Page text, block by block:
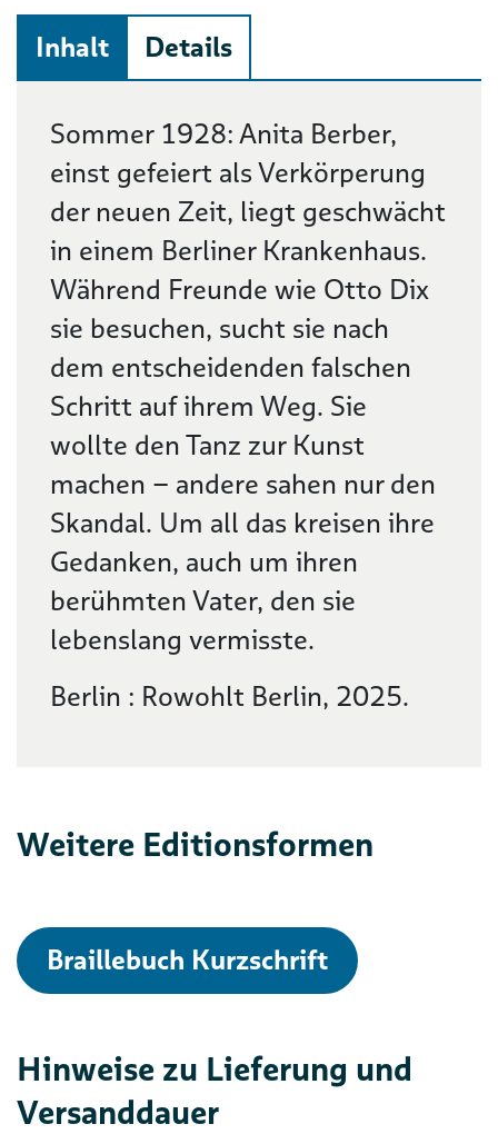
Inhalt Details
Beschreibung
Sommer 1928: Anita Berber,
einst gefeiert als Verkörperung
der neuen Zeit, liegt geschwächt
in einem Berliner Krankenhaus.
Während Freunde wie Otto Dix
sie besuchen, sucht sie nach
dem entscheidenden falschen
Schritt auf ihrem Weg. Sie
wollte den Tanz zur Kunst
machen – andere sahen nur den
Skandal. Um all das kreisen ihre
Gedanken, auch um ihren
berühmten Vater, den sie
lebenslang vermisste.
Berlin : Rowohlt Berlin, 2025.
Weitere Editionsformen
Braillebuch Kurzschrift
Hinweise zu Lieferung und
Versanddauer